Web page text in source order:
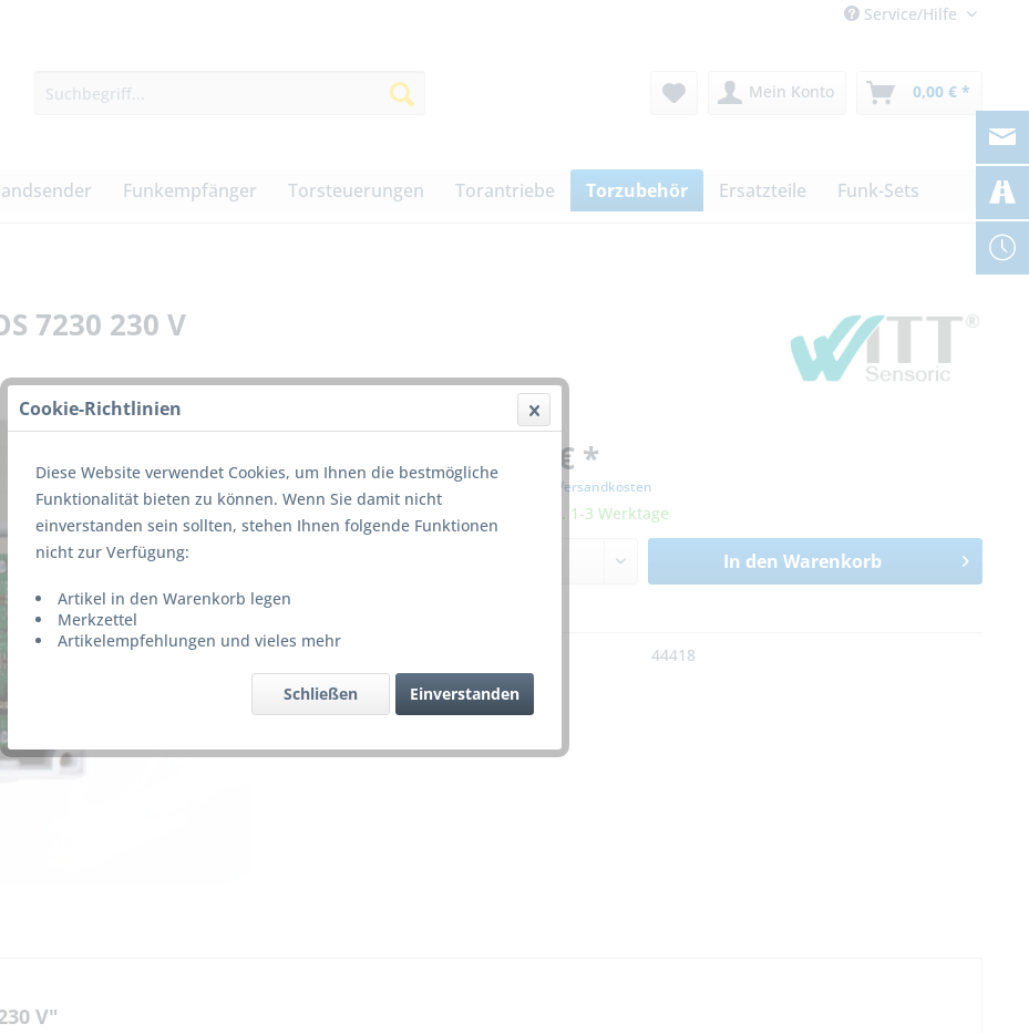
Service/Hilfe
Mein Konto 0,00 € *
Funkempfänger Torsteuerungen Torantriebe Torzubehör Ersatzteile Funk-Sets
7230 230 V
256,00 € *
inkl. MwSt. zzgl. Versandkosten
Lieferzeit ca. 1-3 Werktage
In den Warenkorb
44418
V"
Cookie-Richtlinien
Diese Website verwendet Cookies, um Ihnen die bestmögliche
Funktionalität bieten zu können. Wenn Sie damit nicht
einverstanden sein sollten, stehen Ihnen folgende Funktionen
nicht zur Verfügung:
Artikel in den Warenkorb legen
Merkzettel
Artikelempfehlungen und vieles mehr
Einverstanden
Schließen